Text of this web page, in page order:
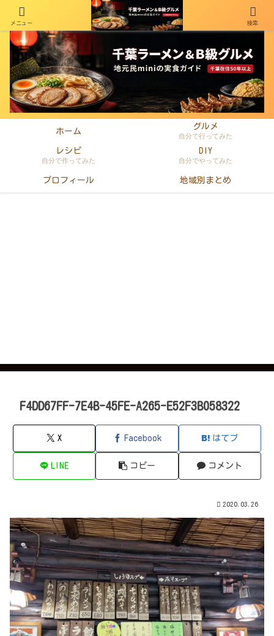
千葉在住50年以上のminiがラーメン・町中華・B級グルメを本音レビュー
ホーム
グルメ
自分で行ってみた
レシピ
自分で作ってみた
DIY
自分でやってみた
プロフィール 地域別まとめ
F4DD67FF-7E4B-45FE-A265-E52F3B058322
X Facebook はてブ
LINE コピー コメント
2020.03.26
メニュー 検索